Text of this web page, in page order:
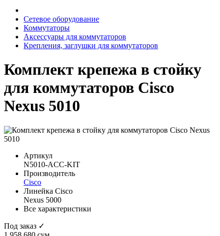
Сетевое оборудование
Коммутаторы
Аксессуары для коммутаторов
Крепления, заглушки для коммутаторов
Комплект крепежа в стойку
для коммутаторов Cisco
Nexus 5010
Артикул
N5010-ACC-KIT
Производитель
Cisco
Линейка Cisco
Nexus 5000
Все характеристики
Под заказ ✓